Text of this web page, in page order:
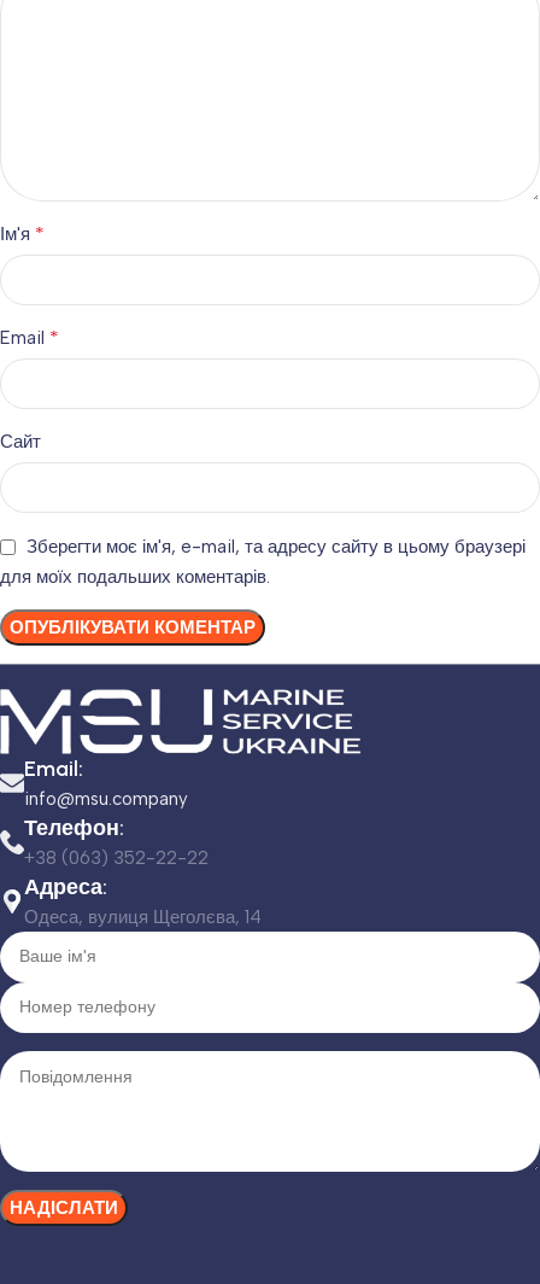
Ім'я *
Email *
Сайт
Зберегти моє ім'я, e-mail, та адресу сайту в цьому браузері
для моїх подальших коментарів.
Email:
info@msu.company
Телефон:
+38 (063) 352-22-22
Адреса:
Одеса, вулиця Щеголєва, 14